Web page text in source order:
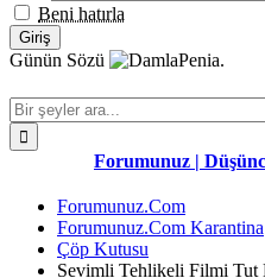
Beni hatırla
Günün Sözü
Penia.
Forumunuz | Düşünce
Forumunuz.Com
Forumunuz.Com Karantina
Çöp Kutusu
Sevimli Tehlikeli Filmi Tut